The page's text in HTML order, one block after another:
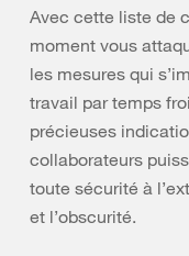
Avec cette liste de
moment vous
les mesures qui
travail par temps
précieuses
collaborateurs
toute sécurité à
et l’obscurité.